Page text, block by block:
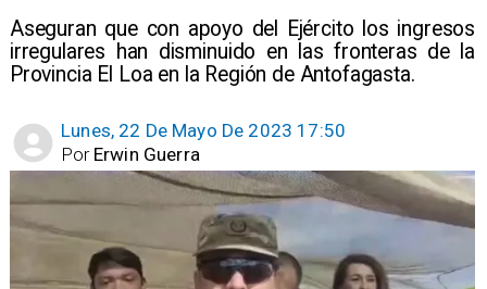
Aseguran que con apoyo del Ejército los ingresos
irregulares han disminuido en las fronteras de la
Provincia El Loa en la Región de Antofagasta.
Lunes, 22 De Mayo De 2023 17:50
Erwin Guerra
Por